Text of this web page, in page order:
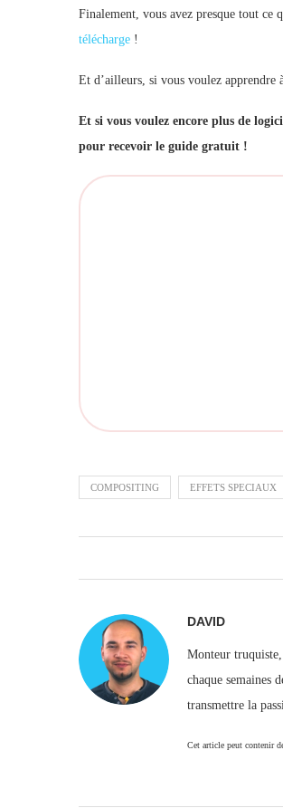
Finalement, vous avez presque tout
télécharge !
Et d’ailleurs, si vous voulez apprendre
Et si vous voulez encore plus de
pour recevoir le guide gratuit !
COMPOSITING EFFETS SPECIAUX
DAVID
Monteur
chaque semaines
transmettre la
Cet article peut contenir